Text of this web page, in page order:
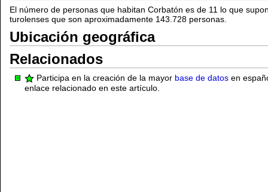
El número de personas que habitan Corbatón es de 11 lo que
turolenses que son aproximadamente 143.728 personas.
Ubicación geográfica
Relacionados
Participa en la creación de la mayor base de datos en
enlace relacionado en este artículo.